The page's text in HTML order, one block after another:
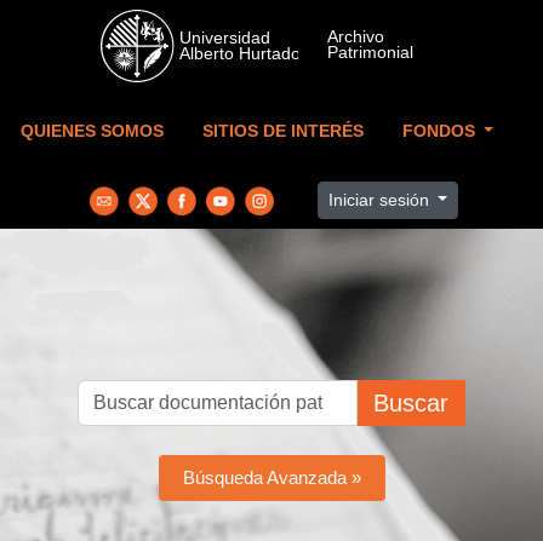
Skip to main content
QUIENES SOMOS SITIOS DE INTERÉS FONDOS
Iniciar sesión
Buscar
Búsqueda Avanzada »